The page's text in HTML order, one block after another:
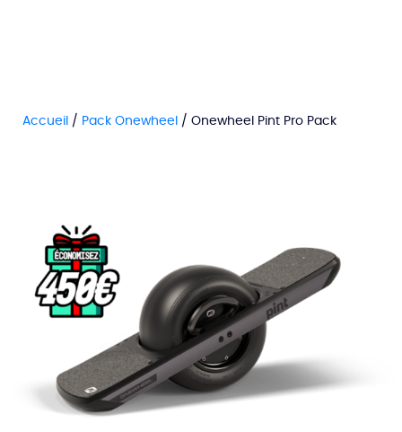
Accueil / Pack Onewheel / Onewheel Pint Pro Pack